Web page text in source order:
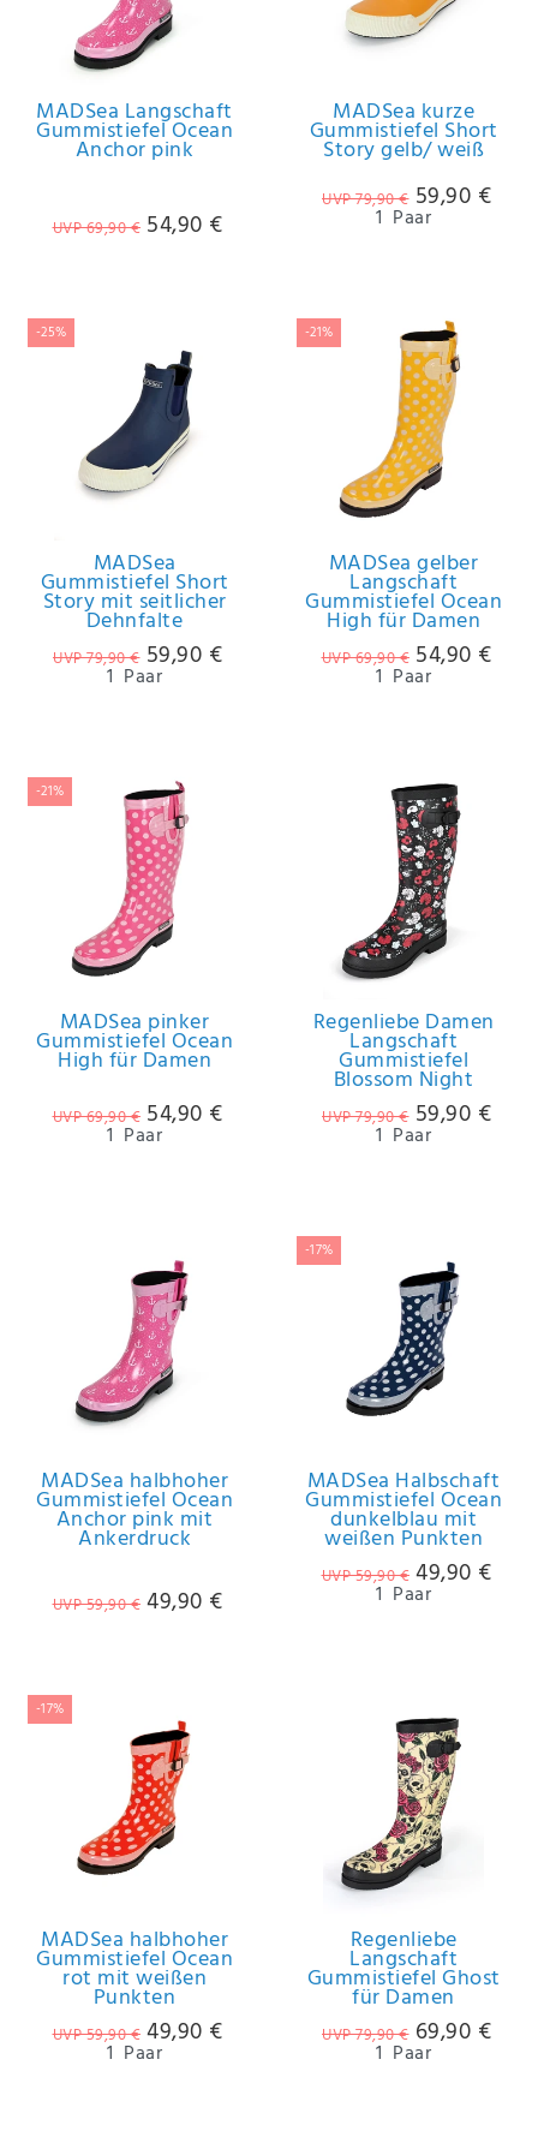
MADSea Langschaft
Gummistiefel Ocean
Anchor pink
UVP 69,90 € 54,90 €
MADSea kurze
Gummistiefel Short
Story gelb/ weiß
UVP 79,90 € 59,90 €
1 Paar
-25%
MADSea
Gummistiefel Short
Story mit seitlicher
Dehnfalte
UVP 79,90 € 59,90 €
1 Paar
-21%
MADSea gelber
Langschaft
Gummistiefel Ocean
High für Damen
UVP 69,90 € 54,90 €
1 Paar
-21%
MADSea pinker
Gummistiefel Ocean
High für Damen
UVP 69,90 € 54,90 €
1 Paar
Regenliebe Damen
Langschaft
Gummistiefel
Blossom Night
UVP 79,90 € 59,90 €
1 Paar
MADSea halbhoher
Gummistiefel Ocean
Anchor pink mit
Ankerdruck
UVP 59,90 € 49,90 €
-17%
MADSea Halbschaft
Gummistiefel Ocean
dunkelblau mit
weißen Punkten
UVP 59,90 € 49,90 €
1 Paar
-17%
MADSea halbhoher
Gummistiefel Ocean
rot mit weißen
Punkten
UVP 59,90 € 49,90 €
1 Paar
Regenliebe
Langschaft
Gummistiefel Ghost
für Damen
UVP 79,90 € 69,90 €
1 Paar